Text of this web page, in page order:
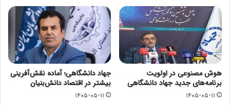
هوش مصنوعی در اولویت
برنامه‌های جدید جهاد دانشگاهی
۱۴۰۵-۰۵-۱۱
جهاد دانشگاهی؛ آماده نقش‌آفرینی
بیشتر در اقتصاد دانش‌بنیان
۱۴۰۵-۰۵-۱۱